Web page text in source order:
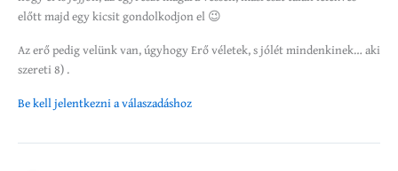
előtt majd egy kicsit gondolkodjon el 😉
Az erő pedig velünk van, úgyhogy Erő véletek, s jólét mindenkinek… aki
szereti 8) .
Be kell jelentkezni a válaszadáshoz